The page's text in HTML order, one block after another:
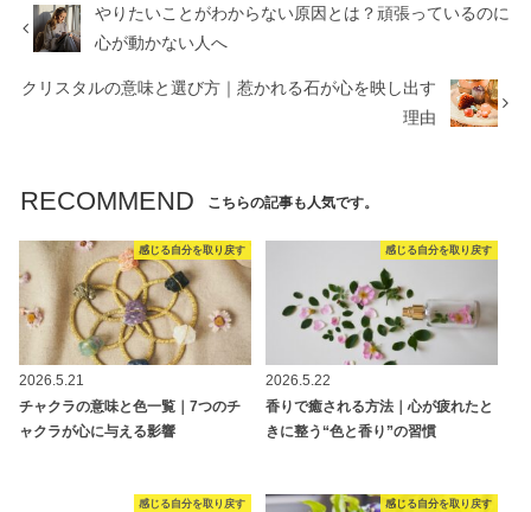
やりたいことがわからない原因とは？頑張っているのに
心が動かない人へ
クリスタルの意味と選び方｜惹かれる石が心を映し出す
理由
RECOMMEND こちらの記事も人気です。
感じる自分を取り戻す
2026.5.21
チャクラの意味と色一覧｜7つのチ
ャクラが心に与える影響
感じる自分を取り戻す
2026.5.22
香りで癒される方法｜心が疲れたと
きに整う“色と香り”の習慣
感じる自分を取り戻す 感じる自分を取り戻す